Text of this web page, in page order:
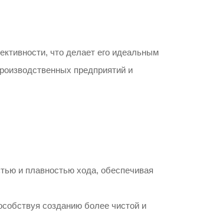
что делает его идеальным
предприятий и
и плавностью хода, обеспечивая
созданию более чистой и